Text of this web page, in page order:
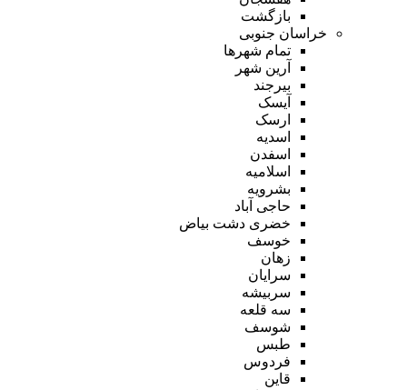
بازگشت
خراسان جنوبی
تمام شهر‌ها
آرین شهر
بیرجند
آیسک
ارسک
اسدیه
اسفدن
اسلامیه
بشرویه
حاجی آباد
خضری دشت بیاض
خوسف
زهان
سرایان
سربیشه
سه قلعه
شوسف
طبس
فردوس
قاین